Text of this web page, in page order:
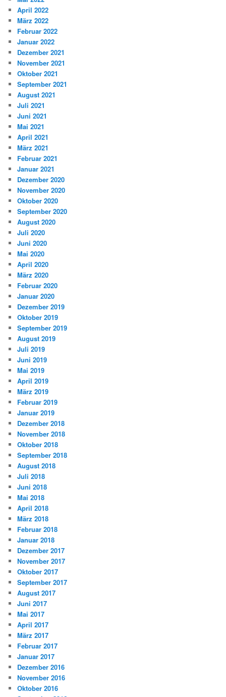
April 2022
März 2022
Februar 2022
Januar 2022
Dezember 2021
November 2021
Oktober 2021
September 2021
August 2021
Juli 2021
Juni 2021
Mai 2021
April 2021
März 2021
Februar 2021
Januar 2021
Dezember 2020
November 2020
Oktober 2020
September 2020
August 2020
Juli 2020
Juni 2020
Mai 2020
April 2020
März 2020
Februar 2020
Januar 2020
Dezember 2019
Oktober 2019
September 2019
August 2019
Juli 2019
Juni 2019
Mai 2019
April 2019
März 2019
Februar 2019
Januar 2019
Dezember 2018
November 2018
Oktober 2018
September 2018
August 2018
Juli 2018
Juni 2018
Mai 2018
April 2018
März 2018
Februar 2018
Januar 2018
Dezember 2017
November 2017
Oktober 2017
September 2017
August 2017
Juni 2017
Mai 2017
April 2017
März 2017
Februar 2017
Januar 2017
Dezember 2016
November 2016
Oktober 2016